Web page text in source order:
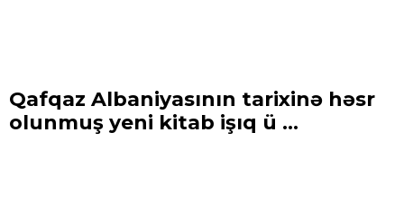
Qafqaz Albaniyasının tarixinə həsr
olunmuş yeni kitab işıq ü ...